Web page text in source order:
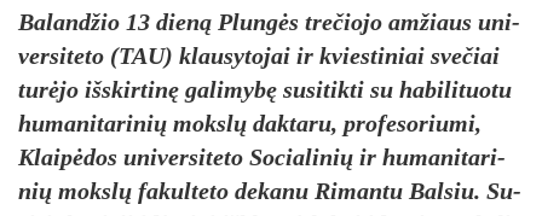
Ba­land­žio 13 dieną Plungės tre­čio­jo am­žiaus uni­
ver­si­te­to (TAU) klau­sy­to­jai ir kvies­ti­niai sve­čiai
turė­jo išs­kir­tinę ga­li­mybę su­si­tik­ti su ha­bi­li­tuo­tu
hu­ma­ni­ta­ri­nių mokslų dak­ta­ru, pro­fe­so­riu­mi,
Klaipė­dos uni­ver­si­te­to So­cia­li­nių ir hu­ma­ni­ta­ri­
nių mokslų fa­kul­te­to de­ka­nu Ri­man­tu Bal­siu. Su­